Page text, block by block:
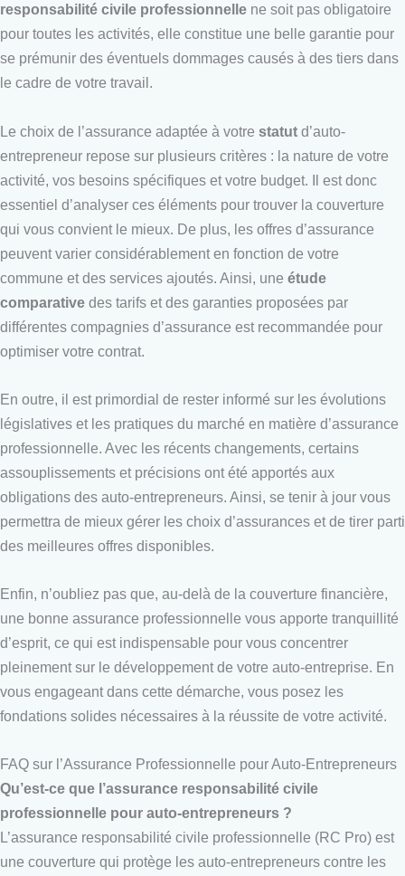
responsabilité civile professionnelle ne soit pas obligatoire
pour toutes les activités, elle constitue une belle garantie pour
se prémunir des éventuels dommages causés à des tiers dans
le cadre de votre travail.
Le choix de l’assurance adaptée à votre statut d’auto-
entrepreneur repose sur plusieurs critères : la nature de votre
activité, vos besoins spécifiques et votre budget. Il est donc
essentiel d’analyser ces éléments pour trouver la couverture
qui vous convient le mieux. De plus, les offres d’assurance
peuvent varier considérablement en fonction de votre
commune et des services ajoutés. Ainsi, une étude
comparative des tarifs et des garanties proposées par
différentes compagnies d’assurance est recommandée pour
optimiser votre contrat.
En outre, il est primordial de rester informé sur les évolutions
législatives et les pratiques du marché en matière d’assurance
professionnelle. Avec les récents changements, certains
assouplissements et précisions ont été apportés aux
obligations des auto-entrepreneurs. Ainsi, se tenir à jour vous
permettra de mieux gérer les choix d’assurances et de tirer parti
des meilleures offres disponibles.
Enfin, n’oubliez pas que, au-delà de la couverture financière,
une bonne assurance professionnelle vous apporte tranquillité
d’esprit, ce qui est indispensable pour vous concentrer
pleinement sur le développement de votre auto-entreprise. En
vous engageant dans cette démarche, vous posez les
fondations solides nécessaires à la réussite de votre activité.
FAQ sur l’Assurance Professionnelle pour Auto-Entrepreneurs
Qu’est-ce que l’assurance responsabilité civile
professionnelle pour auto-entrepreneurs ?
L’assurance responsabilité civile professionnelle (RC Pro) est
une couverture qui protège les auto-entrepreneurs contre les